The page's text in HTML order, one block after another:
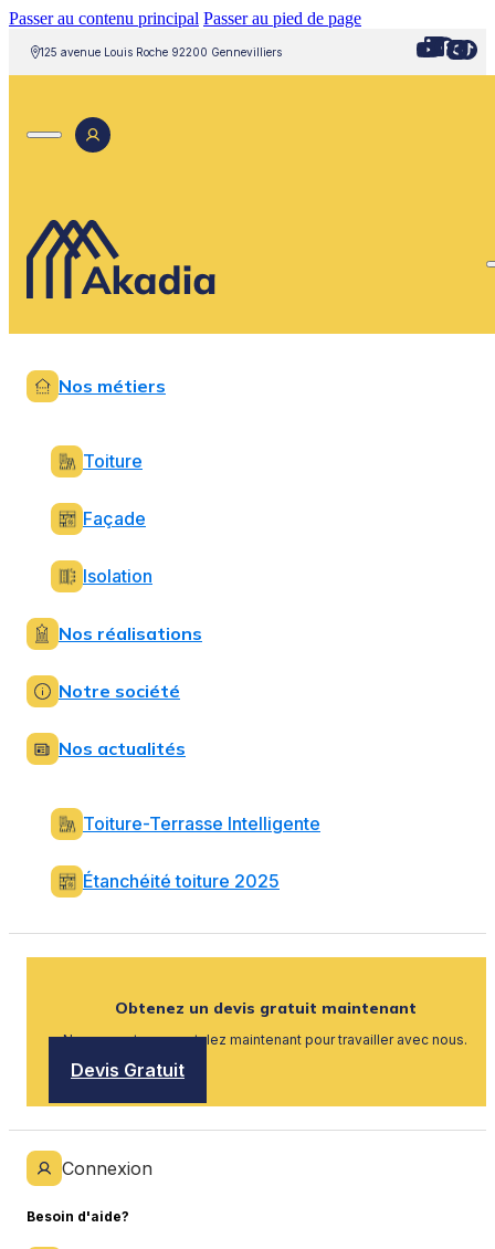
Passer au contenu principal Passer au pied de page
125 avenue Louis Roche 92200 Gennevilliers
Nos métiers
Toiture
Façade
Isolation
Nos réalisations
Notre société
Nos actualités
Toiture-Terrasse Intelligente
Étanchéité toiture 2025
Obtenez un devis gratuit maintenant
Nous recrutons, postulez maintenant pour travailler avec nous.
Devis Gratuit
Connexion
Besoin d'aide?